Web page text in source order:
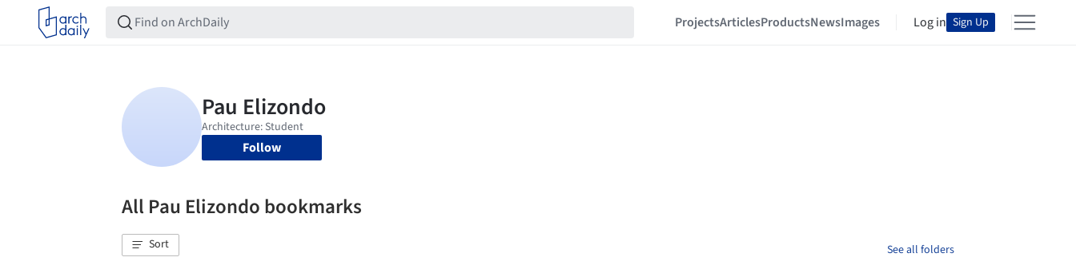
ProjectsArticlesProductsNewsImages Log in Sign Up
Follow
All Pau Elizondo bookmarks
Sort See all folders